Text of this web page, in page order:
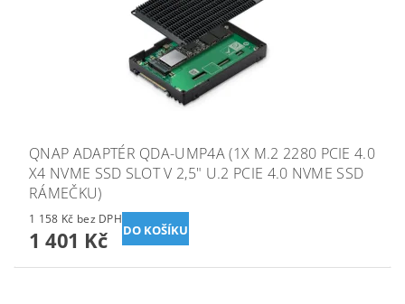
QNAP ADAPTÉR QDA-UMP4A (1X M.2 2280 PCIE 4.0
X4 NVME SSD SLOT V 2,5" U.2 PCIE 4.0 NVME SSD
RÁMEČKU)
1 158 Kč bez DPH
1 401 Kč